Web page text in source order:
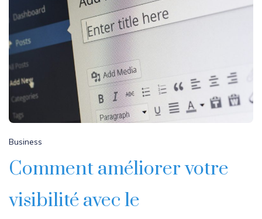
Business
Comment améliorer votre
visibilité avec le